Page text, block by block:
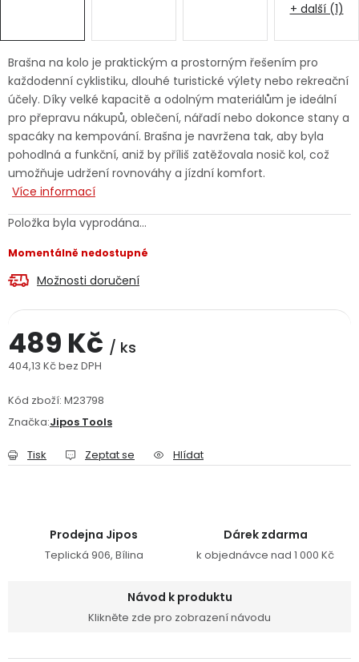
Výprodej
Značky
Jaký je aktuální stav mé objednávky?
Velkoobchodní spolupráce (B2B)
Servis nářadí Hodnocení obchodu
Reklamační formulář
Brašna na kolo je praktickým a prostorným řešením pro
každodenní cyklistiku, dlouhé turistické výlety nebo rekreační
účely. Díky velké kapacitě a odolným materiálům je ideální
pro přepravu nákupů, oblečení, nářadí nebo dokonce stany a
spacáky na kempování. Brašna je navržena tak, aby byla
pohodlná a funkční, aniž by příliš zatěžovala nosič kol, což
umožňuje udržení rovnováhy a jízdní komfort.
Více informací
Položka byla vyprodána…
Momentálně nedostupné
Možnosti doručení
489 Kč / ks
404,13 Kč bez DPH
Kód zboží: M23798
Značka:Jipos Tools
Tisk Zeptat se Hlídat
+ další (1)
Prodejna Jipos
Teplická 906, Bílina
Dárek zdarma
k objednávce nad 1 000 Kč
Návod k produktu
Klikněte zde pro zobrazení návodu